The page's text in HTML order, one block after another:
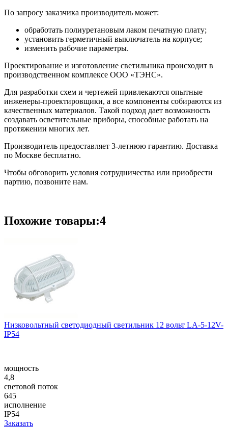
По запросу заказчика производитель может:
обработать полиуретановым лаком печатную плату;
установить герметичный выключатель на корпусе;
изменить рабочие параметры.
Проектирование и изготовление светильника происходит в
производственном комплексе ООО «ТЭНС».
Для разработки схем и чертежей привлекаются опытные
инженеры-проектировщики, а все компоненты собираются из
качественных материалов. Такой подход дает возможность
создавать осветительные приборы, способные работать на
протяжении многих лет.
Производитель предоставляет 3-летнюю гарантию. Доставка
по Москве бесплатно.
Чтобы обговорить условия сотрудничества или приобрести
партию, позвоните нам.
Похожие товары:4
Низковольтный светодиодный светильник 12 вольт LA-5-12V-
IP54
мощность
4,8
световой поток
645
исполнение
IP54
Заказать